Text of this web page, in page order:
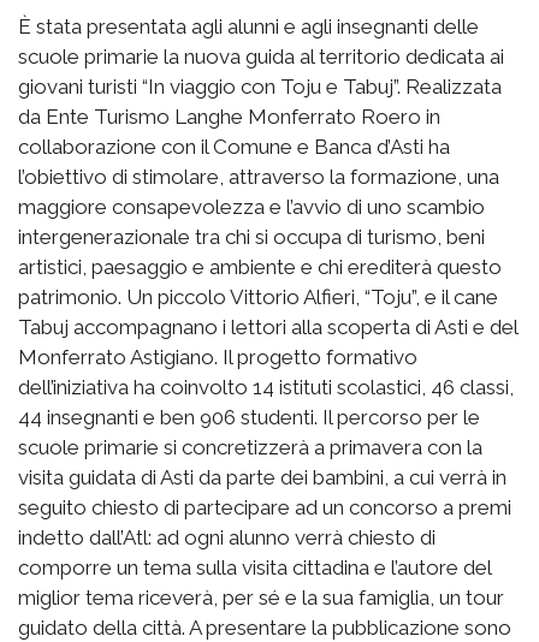
È stata presentata agli alunni e agli insegnanti delle
scuole primarie la nuova guida al territorio dedicata ai
giovani turisti “In viaggio con Toju e Tabuj”. Realizzata
da Ente Turismo Langhe Monferrato Roero in
collaborazione con il Comune e Banca d’Asti ha
l’obiettivo di stimolare, attraverso la formazione, una
maggiore consapevolezza e l’avvio di uno scambio
intergenerazionale tra chi si occupa di turismo, beni
artistici, paesaggio e ambiente e chi erediterà questo
patrimonio. Un piccolo Vittorio Alfieri, “Toju”, e il cane
Tabuj accompagnano i lettori alla scoperta di Asti e del
Monferrato Astigiano. Il progetto formativo
dell’iniziativa ha coinvolto 14 istituti scolastici, 46 classi,
44 insegnanti e ben 906 studenti. Il percorso per le
scuole primarie si concretizzerà a primavera con la
visita guidata di Asti da parte dei bambini, a cui verrà in
seguito chiesto di partecipare ad un concorso a premi
indetto dall’Atl: ad ogni alunno verrà chiesto di
comporre un tema sulla visita cittadina e l’autore del
miglior tema riceverà, per sé e la sua famiglia, un tour
guidato della città. A presentare la pubblicazione sono